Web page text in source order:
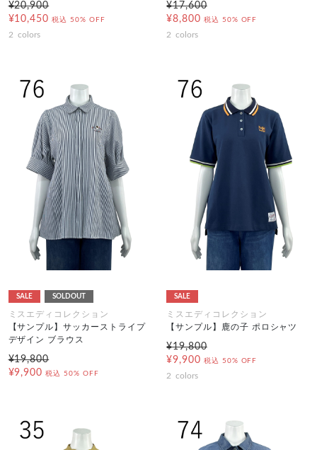
¥20,900
¥10,450 税込 50% OFF
2 colors
¥17,600
¥8,800 税込 50% OFF
2 colors
SALE SOLDOUT
ミスエディコレクション
【サンプル】サッカーストライプ
デザイン ブラウス
¥19,800
¥9,900 税込 50% OFF
SALE
ミスエディコレクション
【サンプル】鹿の子 ポロシャツ
¥19,800
¥9,900 税込 50% OFF
2 colors